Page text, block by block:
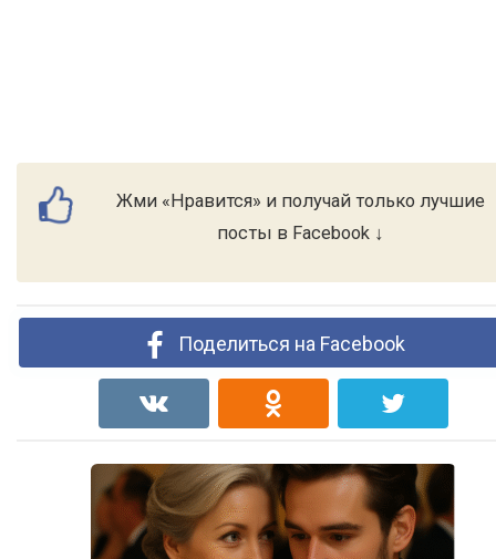
Жми «Нравится» и получай только лучшие
посты в Facebook ↓
Поделиться на Facebook